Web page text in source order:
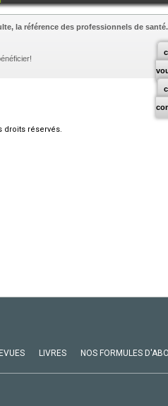
la référence des professionnels de santé.
droits réservés.
LIVRES NOS FORMULES